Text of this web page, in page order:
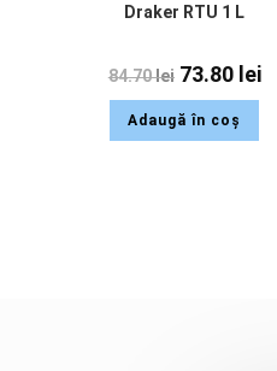
Draker RTU 1 L
84.70lei 73.80 lei
Adaugă în coș